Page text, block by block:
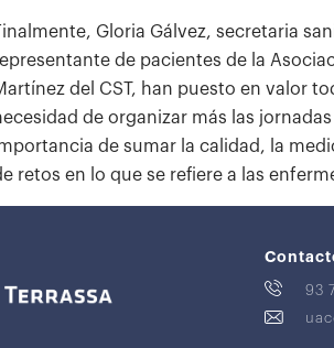
Gloria Gálvez, secretaria
de pacientes de la
del CST, han puesto en valor
de organizar más las
de sumar la calidad, la
retos en lo que se refiere a las
93